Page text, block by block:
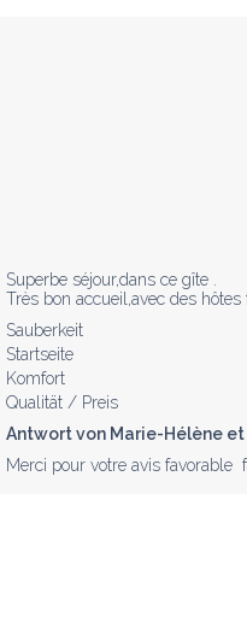
Superbe séjour,dans ce gîte .
Très bon accueil,avec des
Sauberkeit
Startseite
Komfort
Qualität / Preis
Antwort von Marie-Hélène
Merci pour votre avis favorable